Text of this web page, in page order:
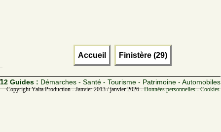
Accueil Finistère (29)
12 Guides : Démarches - Santé - Tourisme - Patrimoine - Automobiles
Copyright Yalta Production - Janvier 2013 / janvier 2026 -Données personnelles -